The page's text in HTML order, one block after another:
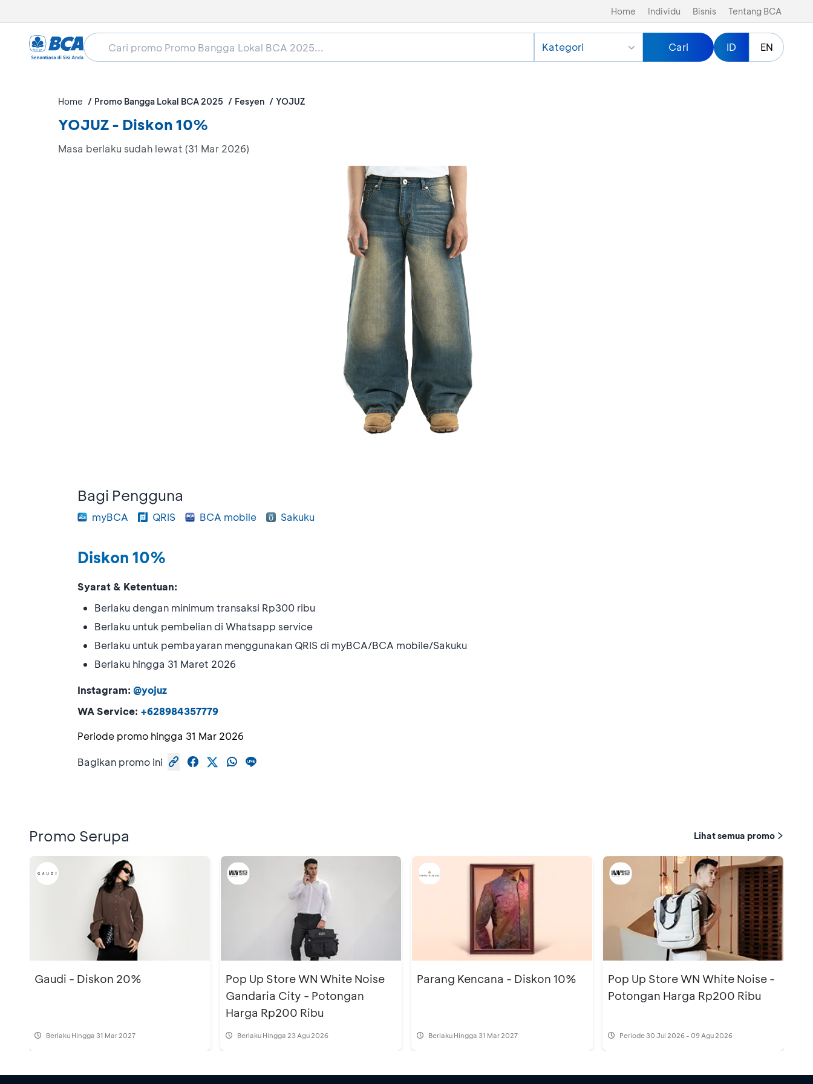
Home Individu Bisnis Tentang BCA
Kategori Cari ID EN
Home Promo Bangga Lokal BCA 2025 Fesyen YOJUZ
YOJUZ - Diskon 10%
Masa berlaku sudah lewat (31 Mar 2026)
Bagi Pengguna
myBCA QRIS BCA mobile Sakuku
Diskon 10%
Syarat & Ketentuan:
Berlaku dengan minimum transaksi Rp300 ribu
Berlaku untuk pembelian di Whatsapp service
Berlaku untuk pembayaran menggunakan QRIS di myBCA/BCA mobile/Sakuku
Berlaku hingga 31 Maret 2026
Instagram: @yojuz
WA Service: +628984357779
Periode promo hingga 31 Mar 2026
Bagikan promo ini
Promo Serupa Lihat semua promo
Gaudi - Diskon 20%
Berlaku Hingga 31 Mar 2027
Pop Up Store WN White Noise
Gandaria City - Potongan
Harga Rp200 Ribu
Berlaku Hingga 23 Agu 2026
Parang Kencana - Diskon 10%
Berlaku Hingga 31 Mar 2027
Pop Up Store WN White Noise -
Potongan Harga Rp200 Ribu
Periode 30 Jul 2026 - 09 Agu 2026